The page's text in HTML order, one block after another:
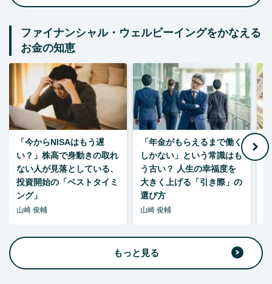
ファイナンシャル・ウェルビーイングをかなえる
お金の知恵
「今からNISAはもう遅
い？」株高で身動きの取れ
ない人が見落としている、
投資開始の「ベストタイミ
ング」
山崎 俊輔
「年金がもらえるまで働く
しかない」という常識はも
う古い？ 人生の幸福度を
大きく上げる「引き際」の
選び方
山崎 俊輔
もっと見る